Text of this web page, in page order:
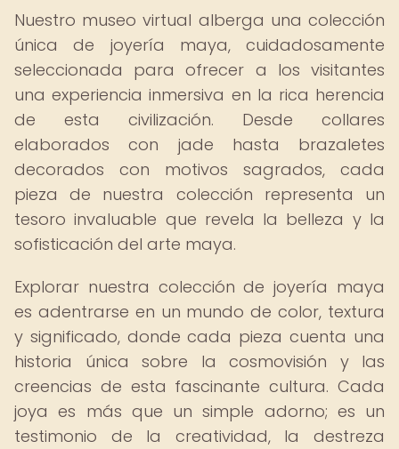
Nuestro museo virtual alberga una colección
única de joyería maya, cuidadosamente
seleccionada para ofrecer a los visitantes
una experiencia inmersiva en la rica herencia
de esta civilización. Desde collares
elaborados con jade hasta brazaletes
decorados con motivos sagrados, cada
pieza de nuestra colección representa un
tesoro invaluable que revela la belleza y la
sofisticación del arte maya.
Explorar nuestra colección de joyería maya
es adentrarse en un mundo de color, textura
y significado, donde cada pieza cuenta una
historia única sobre la cosmovisión y las
creencias de esta fascinante cultura. Cada
joya es más que un simple adorno; es un
testimonio de la creatividad, la destreza